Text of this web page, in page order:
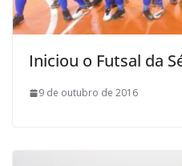
Iniciou o Futsal da
9 de outubro de 2016